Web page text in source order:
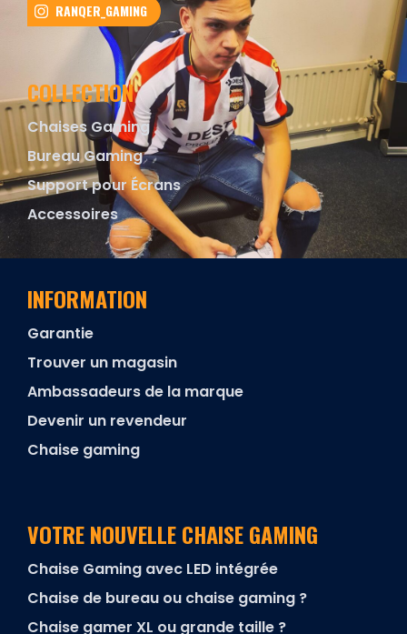
RANQER_GAMING
COLLECTION
Chaises Gaming
Bureau Gaming
Support pour Écrans
Accessoires
INFORMATION
Garantie
Trouver un magasin
Ambassadeurs de la marque
Devenir un revendeur
Chaise gaming
VOTRE NOUVELLE CHAISE GAMING
Chaise Gaming avec LED intégrée
Chaise de bureau ou chaise gaming ?
Chaise gamer XL ou grande taille ?